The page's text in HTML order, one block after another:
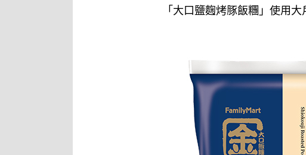
「大口鹽麴烤豚飯糰」使用